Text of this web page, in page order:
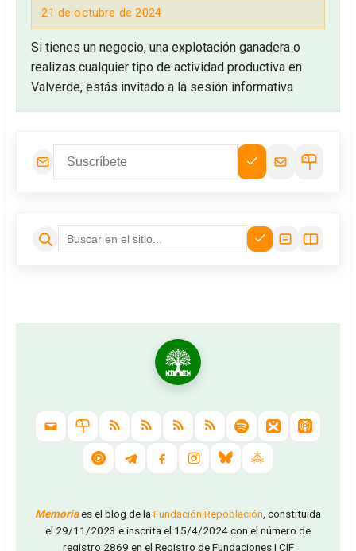
21 de octubre de 2024
Si tienes un negocio, una explotación ganadera o
realizas cualquier tipo de actividad productiva en
Valverde, estás invitado a la sesión informativa
Memoriaes el blog de la Fundación Repoblación , constituida
el 29/11/2023 e inscrita el 15/4/2024 con el número de
registro 2869 en el Registro de Fundaciones | CIF